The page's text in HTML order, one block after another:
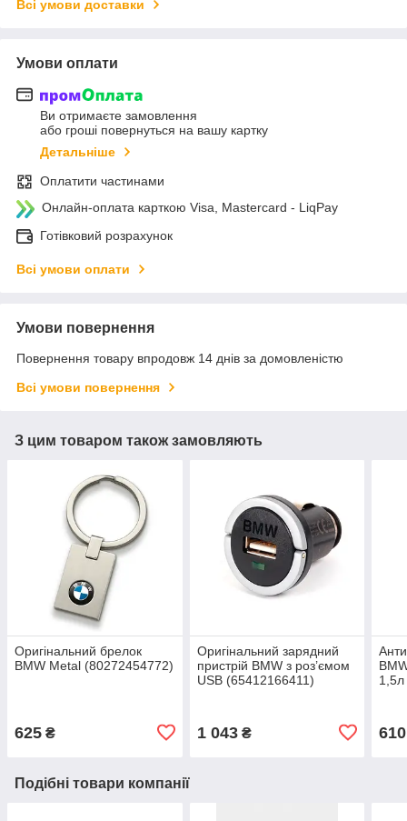
Всі умови доставки
Умови оплати
Ви отримаєте замовлення
або гроші повернуться на вашу картку
Детальніше
Оплатити частинами
Онлайн-оплата карткою Visa, Mastercard - LiqPay
Готівковий розрахунок
Всі умови оплати
Умови повернення
Повернення товару впродовж 14 днів за домовленістю
Всі умови повернення
З цим товаром також замовляють
Оригінальний брелок
BMW Metal (80272454772)
625 ₴
Оригінальний зарядний
пристрій BMW з роз’ємом
USB (65412166411)
1 043₴ 610
Подібні товари компанії